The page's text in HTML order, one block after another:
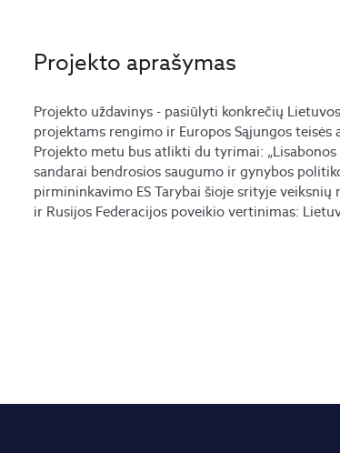
Projekto aprašymas
Projekto uždavinys - pasiūlyti konkrečių
projektams rengimo ir Europos Sąjungos
Projekto metu bus atlikti du tyrimai:
sandarai bendrosios saugumo ir gynybos
pirmininkavimo ES Tarybai šioje srityje
ir Rusijos Federacijos poveikio vertinimas: